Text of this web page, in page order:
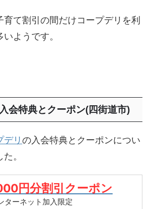
て割引の間だけコープデリを利
ようです。
会特典とクーポン(四街道市)
デリの入会特典とクーポンについ
。
円分割引クーポン
ターネット加入限定